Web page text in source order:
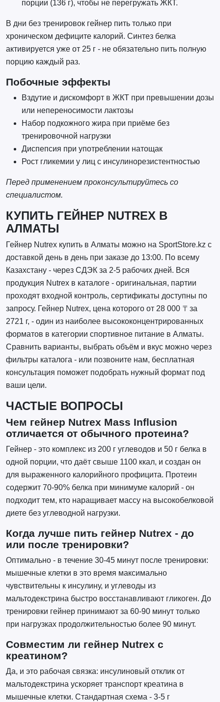
порции (136 г), чтобы не перегружать ЖКТ.
В дни без тренировок гейнер пить только при
хроническом дефиците калорий. Синтез белка
активируется уже от 25 г - не обязательно пить полную
порцию каждый раз.
Побочные эффекты
Вздутие и дискомфорт в ЖКТ при превышении дозы
или непереносимости лактозы
Набор подкожного жира при приёме без
тренировочной нагрузки
Диспепсия при употреблении натощак
Рост гликемии у лиц с инсулинорезистентностью
Перед применением проконсультируйтесь со
специалистом.
КУПИТЬ ГЕЙНЕР NUTREX В
АЛМАТЫ
Гейнер Nutrex купить в Алматы можно на SportStore.kz с
доставкой день в день при заказе до 13:00. По всему
Казахстану - через СДЭК за 2-5 рабочих дней. Вся
продукция Nutrex в каталоге - оригинальная, партии
проходят входной контроль, сертификаты доступны по
запросу. Гейнер Nutrex, цена которого от 28 000 ₸ за
2721 г, - один из наиболее высококонцентрированных
форматов в категории спортивное питание в Алматы.
Сравнить варианты, выбрать объём и вкус можно через
фильтры каталога - или позвоните нам, бесплатная
консультация поможет подобрать нужный формат под
ваши цели.
ЧАСТЫЕ ВОПРОСЫ
Чем гейнер Nutrex Mass Influsion
отличается от обычного протеина?
Гейнер - это комплекс из 200 г углеводов и 50 г белка в
одной порции, что даёт свыше 1100 ккал, и создан он
для выраженного калорийного профицита. Протеин
содержит 70-90% белка при минимуме калорий - он
подходит тем, кто наращивает массу на высокобелковой
диете без углеводной нагрузки.
Когда лучше пить гейнер Nutrex - до
или после тренировки?
Оптимально - в течение 30-45 минут после тренировки:
мышечные клетки в это время максимально
чувствительны к инсулину, и углеводы из
мальтодекстрина быстро восстанавливают гликоген. До
тренировки гейнер принимают за 60-90 минут только
при нагрузках продолжительностью более 90 минут.
Совместим ли гейнер Nutrex с
креатином?
Да, и это рабочая связка: инсулиновый отклик от
мальтодекстрина ускоряет транспорт креатина в
мышечные клетки. Стандартная схема - 3-5 г